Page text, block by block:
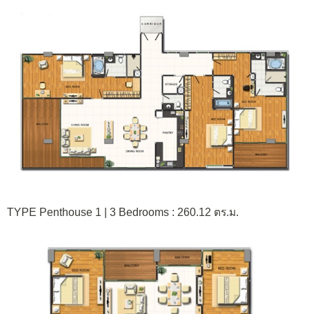
TYPE Penthouse 1 | 3 Bedrooms : 260.12 ตร.ม.